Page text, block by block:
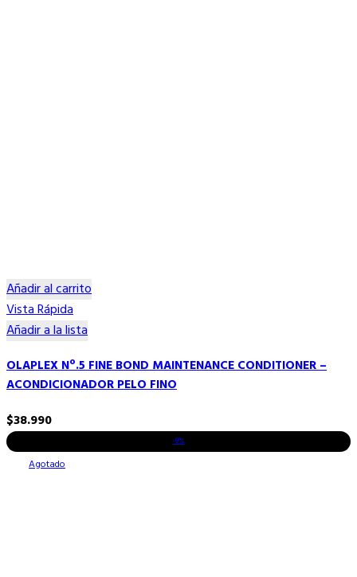
Añadir al carrito
Vista Rápida
Añadir a la lista
OLAPLEX Nº.5 FINE BOND MAINTENANCE CONDITIONER –
ACONDICIONADOR PELO FINO
$38.990
-9%
Agotado